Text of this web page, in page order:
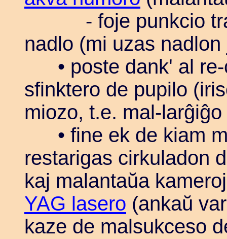
- foje punkcio tra
nadlo (mi uzas
• poste dank' al re-
sfinktero de pupilo
miozo, t.e. mal-
• fine ek de kiam
restarigas cirkuladon
kaj malantaŭa
YAG lasero (ankaŭ
kaze de malsukceso